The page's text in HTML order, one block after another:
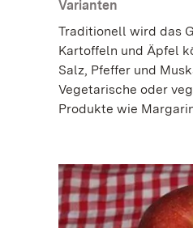
Varianten
Traditionell wird das
Kartoffeln und Äpfel
Salz, Pfeffer und
Vegetarische oder
Produkte wie